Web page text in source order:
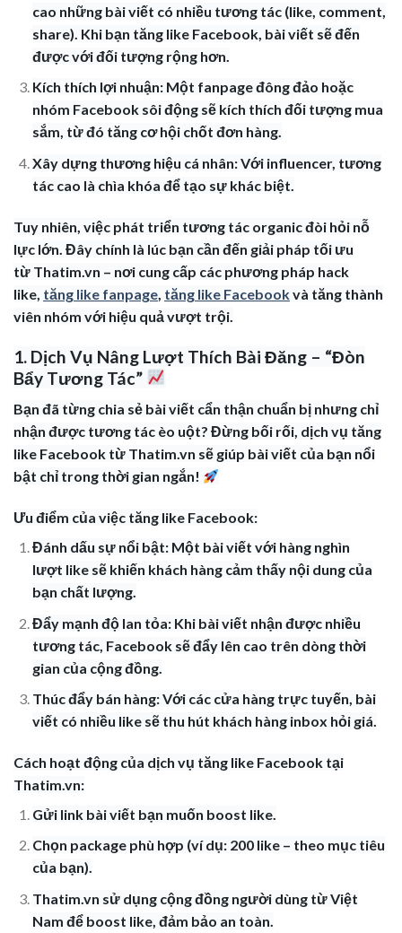
cao những bài viết có nhiều tương tác (like, comment,
share). Khi bạn tăng like Facebook, bài viết sẽ đến
được với đối tượng rộng hơn.
Kích thích lợi nhuận: Một fanpage đông đảo hoặc
nhóm Facebook sôi động sẽ kích thích đối tượng mua
sắm, từ đó tăng cơ hội chốt đơn hàng.
Xây dựng thương hiệu cá nhân: Với influencer, tương
tác cao là chìa khóa để tạo sự khác biệt.
Tuy nhiên, việc phát triển tương tác organic đòi hỏi nỗ
lực lớn. Đây chính là lúc bạn cần đến giải pháp tối ưu
từ Thatim.vn – nơi cung cấp các phương pháp hack
like, tăng like fanpage tăng like Facebookvà tăng thành
viên nhóm với hiệu quả vượt trội.
1. Dịch Vụ Nâng Lượt Thích Bài Đăng – “Đòn
Bẩy Tương Tác”
Bạn đã từng chia sẻ bài viết cẩn thận chuẩn bị nhưng chỉ
nhận được tương tác èo uột? Đừng bối rối, dịch vụ tăng
like Facebook từ Thatim.vn sẽ giúp bài viết của bạn nổi
bật chỉ trong thời gian ngắn!
Ưu điểm của việc tăng like Facebook:
Đánh dấu sự nổi bật: Một bài viết với hàng nghìn
lượt like sẽ khiến khách hàng cảm thấy nội dung của
bạn chất lượng.
Đẩy mạnh độ lan tỏa: Khi bài viết nhận được nhiều
tương tác, Facebook sẽ đẩy lên cao trên dòng thời
gian của cộng đồng.
Thúc đẩy bán hàng: Với các cửa hàng trực tuyến, bài
viết có nhiều like sẽ thu hút khách hàng inbox hỏi giá.
Cách hoạt động của dịch vụ tăng like Facebook tại
Thatim.vn:
Gửi link bài viết bạn muốn boost like.
Chọn package phù hợp (ví dụ: 200 like – theo mục tiêu
của bạn).
Thatim.vn sử dụng cộng đồng người dùng từ Việt
Nam để boost like, đảm bảo an toàn.